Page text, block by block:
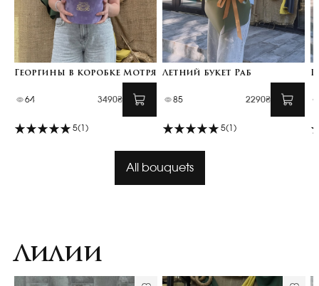
Георгины в коробке Мотря
64 3490₴
5(1)
Летний букет Раб
85 2290₴
5(1)
All bouquets
Лилии